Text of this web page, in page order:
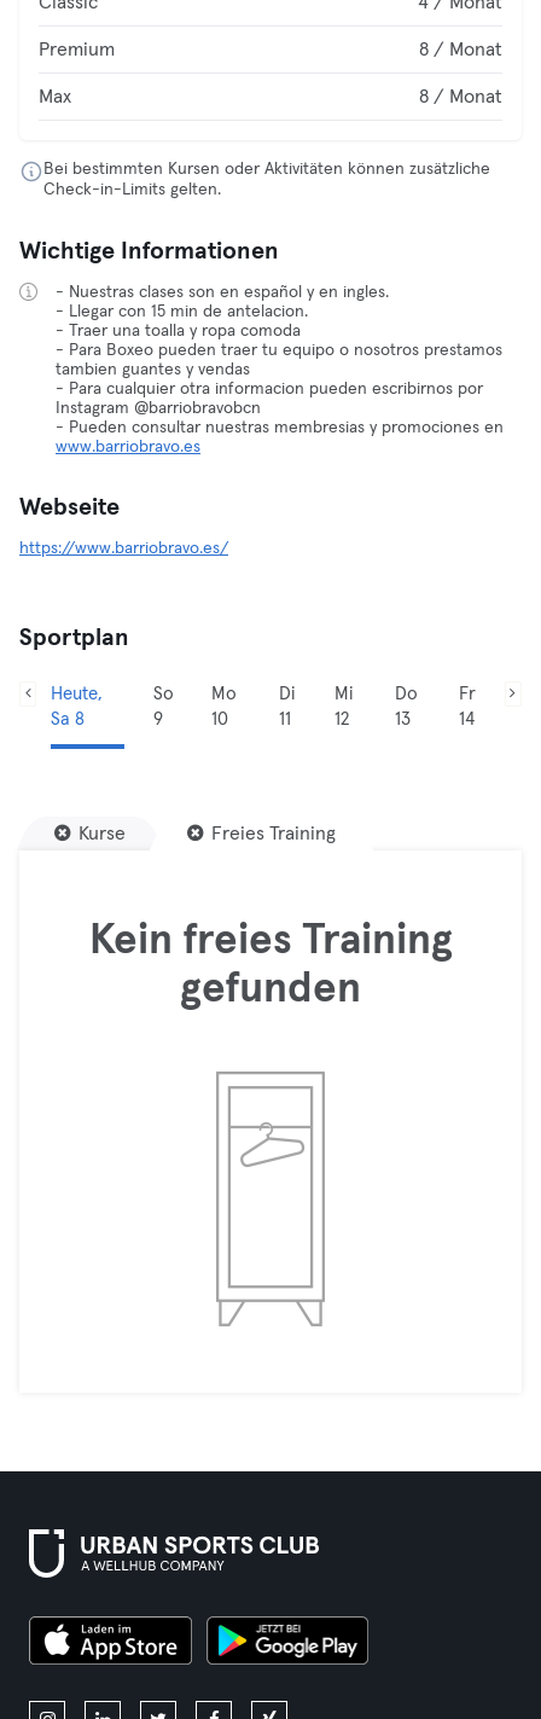
Premium 8 / Monat
Max 8 / Monat
Bei bestimmten Kursen oder Aktivitäten können zusätzliche
Check-in-Limits gelten.
Wichtige Informationen
- Nuestras clases son en español y en ingles.
- Llegar con 15 min de antelacion.
- Traer una toalla y ropa comoda
- Para Boxeo pueden traer tu equipo o nosotros prestamos
tambien guantes y vendas
- Para cualquier otra informacion pueden escribirnos por
Instagram @barriobravobcn
- Pueden consultar nuestras membresias y promociones en
www.barriobravo.es
Webseite
https://www.barriobravo.es/
Sportplan
Heute,
Sa 8
So
9
Mo
10
Di
11
Mi
12
Do
13
Fr
14
Kurse Freies Training
Kein freies Training
gefunden